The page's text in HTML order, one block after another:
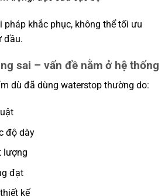
pháp khắc phục, không thể tối ưu
đầu.
sai – vấn đề nằm ở hệ thống
dù đã dùng waterstop thường do:
độ dày
lượng
đạt
kế